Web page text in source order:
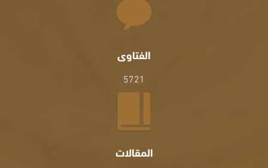
الفتاوى
5721
المقالات